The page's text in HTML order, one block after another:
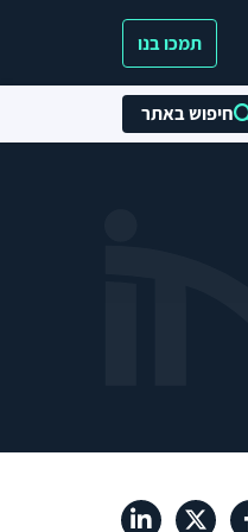
תמכו בנו
חיפוש באתר